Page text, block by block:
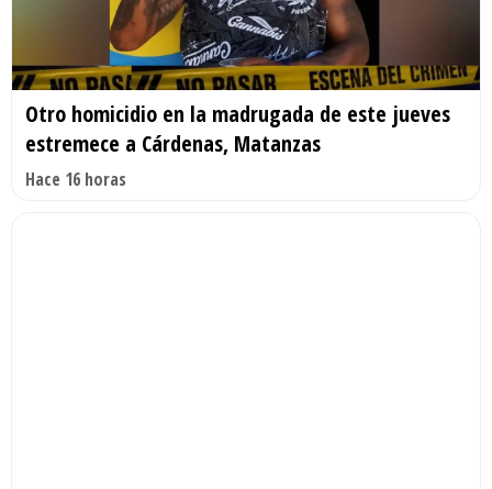
Otro homicidio en la madrugada de este jueves
estremece a Cárdenas, Matanzas
Hace 16 horas